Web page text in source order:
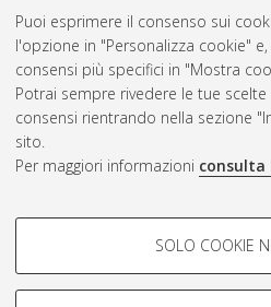
Puoi esprimere il consenso sui
l'opzione in "Personalizza cookie"
consensi più specifici in "Mostra
Potrai sempre rivedere le tue
consensi rientrando nella sezione
sito.
Per maggiori informazioni consulta
COOKIE DI PROFILAZIONE -
Si tratta di cookie utilizzati per
SOLO COOKIE
Macchini, Romeo(2012)
concentration on bend erosive
[Laurea magistrale], Università di
Ingegneria meccanica [LM-
accesso riservato.
Ingegneria
Quadrelli, Mattia(2012)
produzione di energia da fonti